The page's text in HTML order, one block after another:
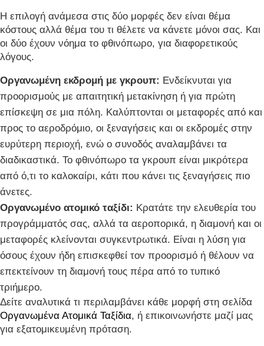
Η επιλογή ανάμεσα στις δύο μορφές δεν είναι θέμα
κόστους αλλά θέμα του τι θέλετε να κάνετε μόνοι σας. Και
οι δύο έχουν νόημα το φθινόπωρο, για διαφορετικούς
λόγους.
Οργανωμένη εκδρομή με γκρουπ: Ενδείκνυται για
προορισμούς με απαιτητική μετακίνηση ή για πρώτη
επίσκεψη σε μια πόλη. Καλύπτονται οι μεταφορές από και
προς το αεροδρόμιο, οι ξεναγήσεις και οι εκδρομές στην
ευρύτερη περιοχή, ενώ ο συνοδός αναλαμβάνει τα
διαδικαστικά. Το φθινόπωρο τα γκρουπ είναι μικρότερα
από ό,τι το καλοκαίρι, κάτι που κάνει τις ξεναγήσεις πιο
άνετες.
Οργανωμένο ατομικό ταξίδι: Κρατάτε την ελευθερία του
προγράμματός σας, αλλά τα αεροπορικά, η διαμονή και οι
μεταφορές κλείνονται συγκεντρωτικά. Είναι η λύση για
όσους έχουν ήδη επισκεφθεί τον προορισμό ή θέλουν να
επεκτείνουν τη διαμονή τους πέρα από το τυπικό
τριήμερο.
Δείτε αναλυτικά τι περιλαμβάνει κάθε μορφή στη σελίδα
Οργανωμένα Ατομικά Ταξίδια, ή επικοινωνήστε μαζί μας
για εξατομικευμένη πρόταση.